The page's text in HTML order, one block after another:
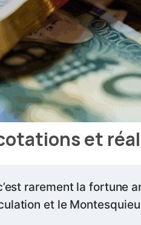
et
rarement la fortune
et le